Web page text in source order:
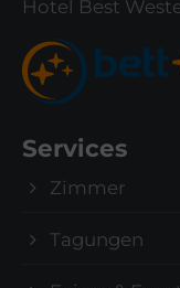
Hotel Best
Services
Zimmer
Tagungen